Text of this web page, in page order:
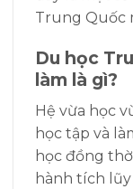
Trung Quốc
Du học
làm là gì?
Hệ vừa học
học tập và
học đồng
hành tích